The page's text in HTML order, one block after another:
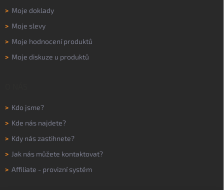
> Moje doklady
> Moje slevy
> Moje hodnocení produktů
> Moje diskuze u produktů
> Kdo jsme?
> Kde nás najdete?
> Kdy nás zastihnete?
> Jak nás můžete kontaktovat?
> Affiliate - provizní systém